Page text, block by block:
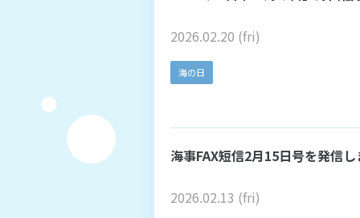
2026.02.20 (fri)
海の日
海事FAX短信2月15日号を発信し
2026.02.13 (fri)